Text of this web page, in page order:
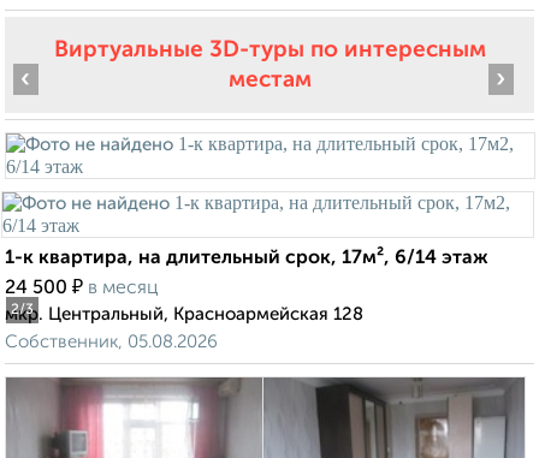
Виртуальные 3D-туры по интересным
местам
2/3
‹ ›
1-к квартира, на длительный срок, 17м², 6/14 этаж
24 500 ₽ в месяц
мкр. Центральный, Красноармейская 128
Собственник, 05.08.2026